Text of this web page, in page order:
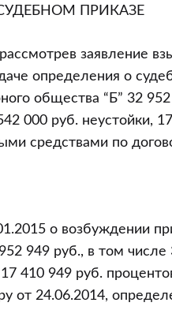
ПРИКАЗЕ
заявление
определения о
общества “Б” 32
000 руб. неустойки,
средствами по
о возбуждении
949 руб., в том
410 949 руб.
от 24.06.2014,